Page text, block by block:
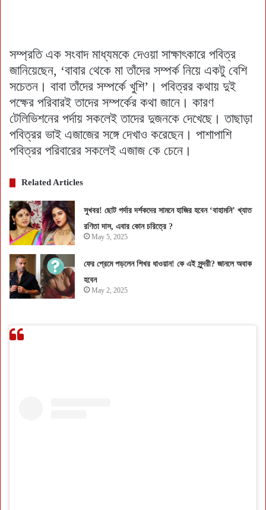
সম্প্রতি এক সংবাদ মাধ্যমকে দেওয়া সাক্ষাৎকারে পবিত্র
জানিয়েছেন, ‘বাবার থেকে মা তাঁদের সম্পর্ক নিয়ে একটু বেশি
সচেতন। বাবা তাঁদের সম্পর্কে খুশি’। পবিত্রর কথায় দুই
পক্ষের পরিবারই তাদের সম্পর্কের কথা জানে। কারণ
টেলিভিশনের পর্দায় সকলেই তাদের দুজনকে দেখেছে। তাছাড়া
পবিত্রর ভাই এজাজের সঙ্গে দেখাও করেছেন। পাশাপাশি
পবিত্রর পরিবারের সকলেই এজাজ কে চেনে।
Related Articles
সুখবর! ছোট পর্দার দর্শকদের সামনে হাজির হবেন ‘বাহামনি’ খ্যাত
রণিতা দাস, এবার কোন চরিত্রে ?
May 5, 2025
ফের প্রেমে পড়লেন শিখর ধাওয়ান! কে এই সুন্দরী? জানলে অবাক
হবেন
May 2, 2025